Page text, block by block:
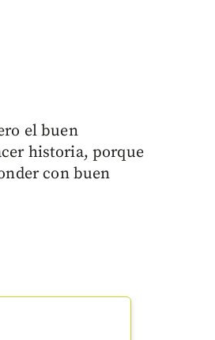
el buen
historia, porque
con buen